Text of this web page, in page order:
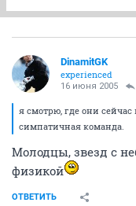
DinamitGK
experienced
16 июня 2005
я смотрю, где они
симпатичная команда.
Молодцы, звезд с
физикой
ОТВЕТИТЬ